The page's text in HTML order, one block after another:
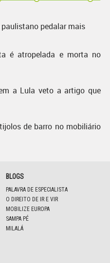
pedalar mais
é atropelada e morta no
a Lula veto a artigo que
de barro no mobiliário
BLOGS
PALAVRA DE ESPECIALISTA
O DIREITO DE IR E VIR
MOBILIZE EUROPA
SAMPA PÉ
MILALÁ